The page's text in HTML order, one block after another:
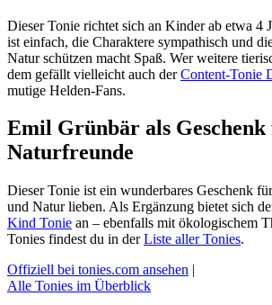
Dieser Tonie richtet sich an Kinder ab etwa 4
ist einfach, die Charaktere sympathisch und
Natur schützen macht Spaß. Wer weitere
dem gefällt vielleicht auch derContent-Tonie
mutige Helden-Fans.
Emil Grünbär als
Naturfreunde
Dieser Tonie ist ein wunderbares Geschenk
und Natur lieben. Als Ergänzung bietet sich
Kind Tonie an – ebenfalls mit ökologischem
Tonies findest du in derListe aller Tonies.
Offiziell bei tonies.com ansehen |
Alle Tonies im Überblick